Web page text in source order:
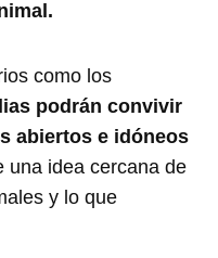
como los
podrán convivir
abiertos e idóneos
una idea cercana de
y lo que